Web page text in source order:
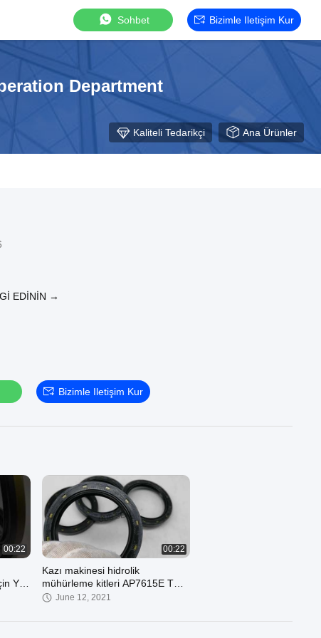
Sohbet Bizimle Iletişim Kur
Department
Kaliteli Tedarikçi Ana Ürünler
EDININ →
Bizimle Iletişim Kur
00:22
Yağ
00:22
Kazı makinesi hidrolik
mühürleme kitleri AP7615E TCZ
28*48*10/11.3
June 12, 2021